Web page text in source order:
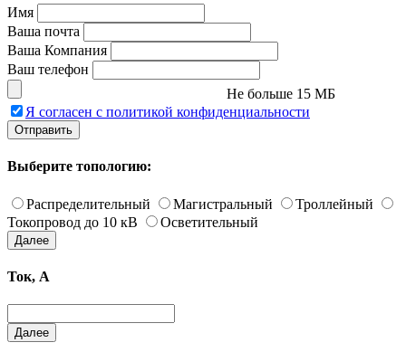
Имя
Ваша почта
Ваша Компания
Ваш телефон
Не больше 15 МБ
Я согласен с политикой конфиденциальности
Отправить
Выберите топологию:
Распределительный Магистральный
Троллейный
Токопровод до 10 кВ
Осветительный
Далее
Ток, А
Далее